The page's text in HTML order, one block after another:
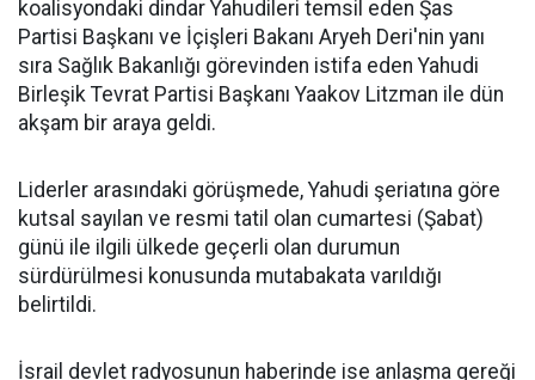
koalisyondaki dindar Yahudileri temsil eden Şas
Partisi Başkanı ve İçişleri Bakanı Aryeh Deri'nin yanı
sıra Sağlık Bakanlığı görevinden istifa eden Yahudi
Birleşik Tevrat Partisi Başkanı Yaakov Litzman ile dün
akşam bir araya geldi.
Liderler arasındaki görüşmede, Yahudi şeriatına göre
kutsal sayılan ve resmi tatil olan cumartesi (Şabat)
günü ile ilgili ülkede geçerli olan durumun
sürdürülmesi konusunda mutabakata varıldığı
belirtildi.
İsrail devlet radyosunun haberinde ise anlaşma gereği